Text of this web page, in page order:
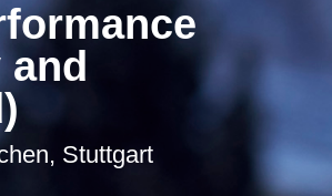
Stuttgart